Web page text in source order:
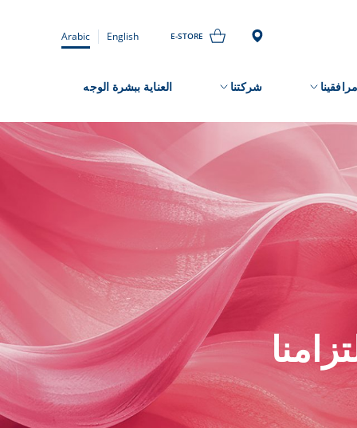
E-STORE
English
Arabic
مرافقينا شركتنا العناية ببشرة الوجه